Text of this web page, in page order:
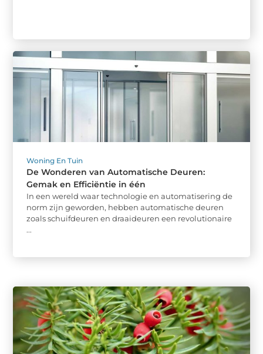
Woning En Tuin
De Wonderen van Automatische Deuren:
Gemak en Efficiëntie in één
In een wereld waar technologie en automatisering de
norm zijn geworden, hebben automatische deuren
zoals schuifdeuren en draaideuren een revolutionaire
...